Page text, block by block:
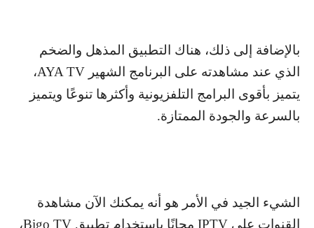
بالإضافة إلى ذلك، هناك التطبيق المذهل والضخم
الذي عند مشاهدته على البرنامج الشهير AYA TV،
يتميز بأقوى البرامج التلفزيونية وأكثرها تنوعًا ويتميز
بالسرعة والجودة الممتازة.
الشيء الجيد في الأمر هو أنه يمكنك الآن مشاهدة
القنوات على IPTV مجانًا باستخدام تطبيق Bigo TV،